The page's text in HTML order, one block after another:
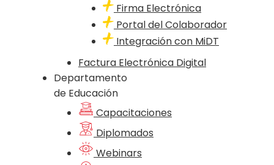
Firma Electrónica
Portal del Colaborador
Integración con MiDT
Factura Electrónica Digital
Departamento
de Educación
Capacitaciones
Diplomados
Webinars